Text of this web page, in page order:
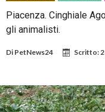
Piacenza. Cinghiale
gli animalisti.
Di PetNews24 Scritto: